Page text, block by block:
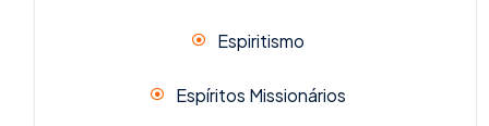
Espiritismo
Espíritos Missionários